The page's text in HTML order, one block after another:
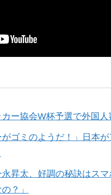
ー協会W杯予選で外国人
ゴミのようだ！」日本
永昇太、好調の秘訣はス
？」